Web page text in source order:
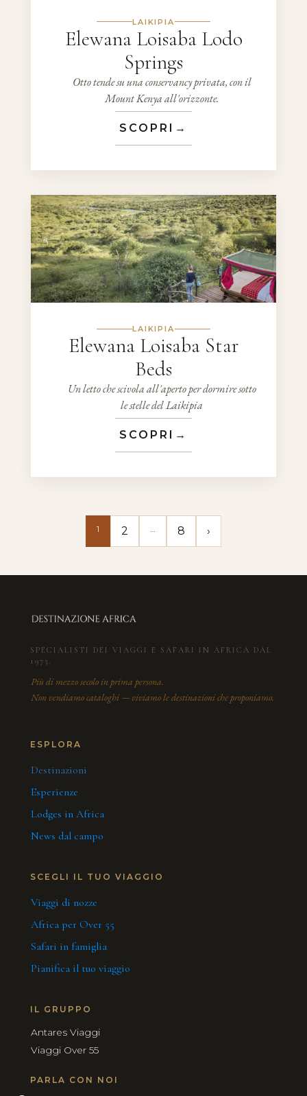
LAIKIPIA
Elewana Loisaba Lodo
Springs
Otto tende su una conservancy privata, con il
Mount Kenya all'orizzonte.
SCOPRI →
LAIKIPIA
Elewana Loisaba Star
Beds
Un letto che scivola all'aperto per dormire sotto
le stelle del Laikipia
SCOPRI →
1 2 … 8 ›
SPECIALISTI DEI VIAGGI E SAFARI IN AFRICA DAL
1973.
Più di mezzo secolo in prima persona.
Non vendiamo cataloghi — viviamo le destinazioni che proponiamo.
ESPLORA
Destinazioni
Esperienze
Lodges in Africa
News dal campo
SCEGLI IL TUO VIAGGIO
Viaggi di nozze
Africa per Over 55
Safari in famiglia
Pianifica il tuo viaggio
IL GRUPPO
Antares Viaggi
Viaggi Over 55
PARLA CON NOI